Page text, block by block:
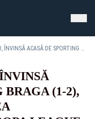
FOTBAL: CFR CLUJ, ÎNVINSĂ ACASĂ DE SPORTING BRAGA (1-2), ÎN TURUL AL TREILEA PRELIMINAR AL EUROPA LEAGUE
BRAGA (1-2),